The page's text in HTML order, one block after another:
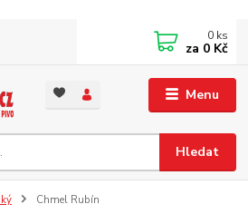
Menu
Hledat
0 ks
za 0 Kč
Chmel Rubín